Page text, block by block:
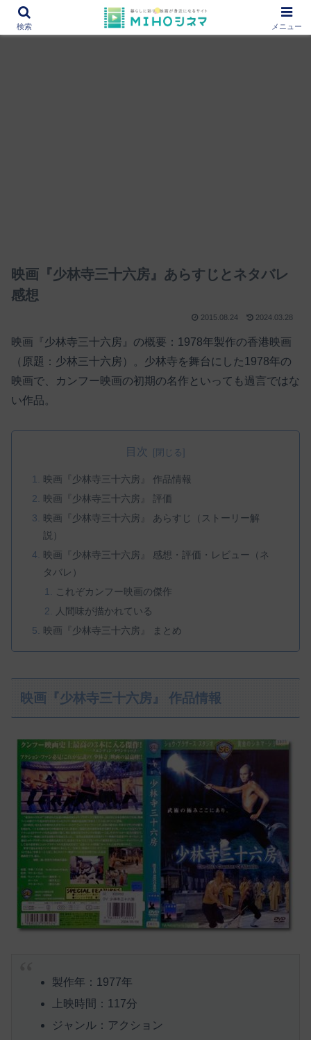
12000作品を紹介！あなたの映画図書館『MIHOシネマ』
映画『少林寺三十六房』あらすじとネタバレ
感想
2015.08.24 2024.03.28
映画『少林寺三十六房』の概要：1978年製作の香港映画
（原題：少林三十六房）。少林寺を舞台にした1978年の
映画で、カンフー映画の初期の名作といっても過言ではな
い作品。
目次
映画『少林寺三十六房』 作品情報
映画『少林寺三十六房』 評価
映画『少林寺三十六房』 あらすじ（ストーリー解
説）
映画『少林寺三十六房』 感想・評価・レビュー（ネ
タバレ）
これぞカンフー映画の傑作
人間味が描かれている
映画『少林寺三十六房』 まとめ
映画『少林寺三十六房』 作品情報
製作年：1977年
上映時間：117分
ジャンル：アクション
検索 メニュー